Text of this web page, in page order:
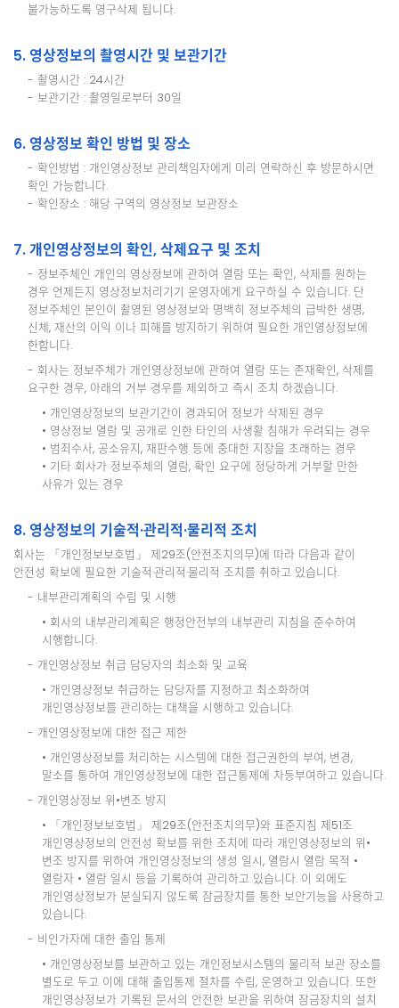
불가능하도록 영구삭제 됩니다.
5. 영상정보의 촬영시간 및 보관기간
- 촬영시간 : 24시간
- 보관기간 : 촬영일로부터 30일
6. 영상정보 확인 방법 및 장소
- 확인방법 : 개인영상정보 관리책임자에게 미리 연락하신 후 방문하시면
확인 가능합니다.
- 확인장소 : 해당 구역의 영상정보 보관장소
7. 개인영상정보의 확인, 삭제요구 및 조치
- 정보주체인 개인의 영상정보에 관하여 열람 또는 확인, 삭제를 원하는
경우 언제든지 영상정보처리기기 운영자에게 요구하실 수 있습니다. 단
정보주체인 본인이 촬영된 영상정보와 명백히 정보주체의 급박한 생명,
신체, 재산의 이익 이나 피해를 방지하기 위하여 필요한 개인영상정보에
한합니다.
- 회사는 정보주체가 개인영상정보에 관하여 열람 또는 존재확인, 삭제를
요구한 경우, 아래의 거부 경우를 제외하고 즉시 조치 하겠습니다.
• 개인영상정보의 보관기간이 경과되어 정보가 삭제된 경우
• 영상정보 열람 및 공개로 인한 타인의 사생활 침해가 우려되는 경우
• 범죄수사, 공소유지, 재판수행 등에 중대한 지장을 초래하는 경우
• 기타 회사가 정보주체의 열람, 확인 요구에 정당하게 거부할 만한
사유가 있는 경우
8. 영상정보의 기술적·관리적·물리적 조치
회사는 「개인정보보호법」 제29조(안전조치의무)에 따라 다음과 같이
안전성 확보에 필요한 기술적·관리적·물리적 조치를 취하고 있습니다.
- 내부관리계획의 수립 및 시행
• 회사의 내부관리계획은 행정안전부의 내부관리 지침을 준수하여
시행합니다.
- 개인영상정보 취급 담당자의 최소화 및 교육
• 개인영상정보 취급하는 담당자를 지정하고 최소화하여
개인영상정보를 관리하는 대책을 시행하고 있습니다.
- 개인영상정보에 대한 접근 제한
• 개인영상정보를 처리하는 시스템에 대한 접근권한의 부여, 변경,
말소를 통하여 개인영상정보에 대한 접근통제에 차등부여하고 있습니다.
- 개인영상정보 위•변조 방지
• 「개인정보보호법」 제29조(안전조치의무)와 표준지침 제51조
개인영상정보의 안전성 확보를 위한 조치에 따라 개인영상정보의 위•
변조 방지를 위하여 개인영상정보의 생성 일시, 열람시 열람 목적 •
열람자 • 열람 일시 등을 기록하여 관리하고 있습니다. 이 외에도
개인영상정보가 분실되지 않도록 잠금장치를 통한 보안기능을 사용하고
있습니다.
- 비인가자에 대한 출입 통제
• 개인영상정보를 보관하고 있는 개인정보시스템의 물리적 보관 장소를
별도로 두고 이에 대해 출입통제 절차를 수립, 운영하고 있습니다. 또한
개인영상정보가 기록된 문서의 안전한 보관을 위하여 잠금장치의 설치